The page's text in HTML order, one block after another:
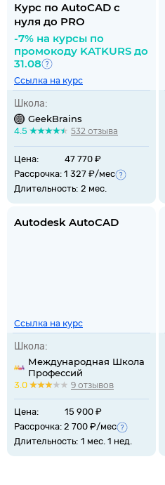
Курс по AutoCAD с
нуля до PRO
-7% на курсы по
промокоду KATKURS до
31.08
Ссылка на курс
Школа:
GeekBrains
4.5 532 отзыва
Цена:
47 770 ₽
Рассрочка: 1 327 ₽/мес
Длительность: 2 мес.
Autodesk AutoCAD
Ссылка на курс
Школа:
Международная Школа
Профессий
3.0 9 отзывов
Цена:
15 900 ₽
Рассрочка: 2 700 ₽/мес
Длительность: 1 мес. 1 нед.